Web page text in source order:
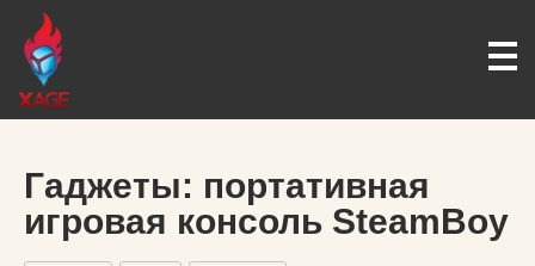
Гаджеты: портативная
игровая консоль SteamBoy